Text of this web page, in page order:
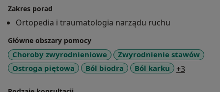
Zakres porad
Ortopedia i traumatologia narządu ruchu
Główne obszary pomocy
Choroby zwyrodnieniowe
Zwyrodnienie stawów
Ostroga piętowa
Ból biodra Ból karku +3